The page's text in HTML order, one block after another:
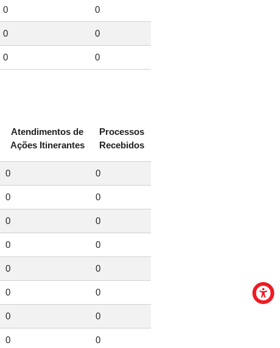
0 0
0 0
0 0
Atendimentos de
Ações Itinerantes
Processos
Recebidos
0 0
0 0
0 0
0 0
0 0
0 0
0 0
0 0